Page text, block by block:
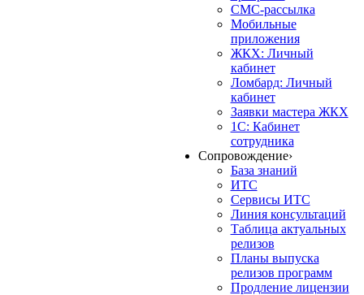
СМС-рассылка
Мобильные
приложения
ЖКХ: Личный
кабинет
Ломбард: Личный
кабинет
Заявки мастера ЖКХ
1С: Кабинет
сотрудника
Сопровождение›
База знаний
ИТС
Сервисы ИТС
Линия консультаций
Таблица актуальных
релизов
Планы выпуска
релизов программ
Продление лицензии